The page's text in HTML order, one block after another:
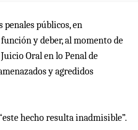
penales públicos, en
y deber, al momento de
Oral en lo Penal de
y agredidos
hecho resulta inadmisible”.